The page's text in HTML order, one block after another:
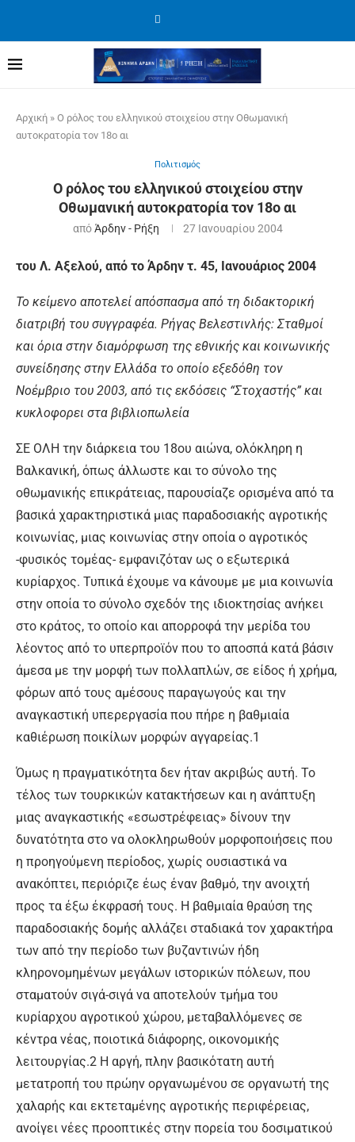
Αρχική » Ο ρόλος του ελληνικού στοιχείου στην Οθωμανική
αυτοκρατορία τον 18ο αι
Πολιτισμός
Ο ρόλος του ελληνικού στοιχείου στην
Οθωμανική αυτοκρατορία τον 18ο αι
απόΆρδην - Ρήξη 27 Ιανουαρίου 2004
του Λ. Αξελού, από το Άρδην τ. 45, Ιανουάριος 2004
Το κείμενο αποτελεί απόσπασμα από τη διδακτορική
διατριβή του συγγραφέα. Ρήγας Βελεστινλής: Σταθμοί
και όρια στην διαμόρφωση της εθνικής και κοινωνικής
συνείδησης στην Ελλάδα το οποίο εξεδόθη τον
Νοέμβριο του 2003, από τις εκδόσεις “Στοχαστής” και
κυκλοφορει στα βιβλιοπωλεία
ΣΕ ΟΛΗ την διάρκεια του 18ου αιώνα, ολόκληρη η
Βαλκανική, όπως άλλωστε και το σύνολο της
οθωμανικής επικράτειας, παρουσίαζε ορισμένα από τα
βασικά χαρακτηριστικά μιας παραδοσιακής αγροτικής
κοινωνίας, μιας κοινωνίας στην οποία ο αγροτικός
-φυσικός τομέας- εμφανιζόταν ως ο εξωτερικά
κυρίαρχος. Τυπικά έχουμε να κάνουμε με μια κοινωνία
στην οποία το σύνολο σχεδόν της ιδιοκτησίας ανήκει
στο κράτος, το οποίο και απορροφά την μερίδα του
λέοντος από το υπερπροϊόν που το αποσπά κατά βάσιν
άμεσα με την μορφή των πολλαπλών, σε είδος ή χρήμα,
φόρων από τους αμέσους παραγωγούς και την
αναγκαστική υπερεργασία που πήρε η βαθμιαία
καθιέρωση ποικίλων μορφών αγγαρείας.1
Όμως η πραγματικότητα δεν ήταν ακριβώς αυτή. Το
τέλος των τουρκικών κατακτήσεων και η ανάπτυξη
μιας αναγκαστικής «εσωστρέφειας» δίνουν την
δυνατότητα στο να ολοκληρωθούν μορφοποιήσεις που
η προηγούμενη περίοδος, χωρίς ουσιαστικά να
ανακόπτει, περιόριζε έως έναν βαθμό, την ανοιχτή
προς τα έξω έκφρασή τους. Η βαθμιαία θραύση της
παραδοσιακής δομής αλλάζει σταδιακά τον χαρακτήρα
των από την περίοδο των βυζαντινών ήδη
κληρονομημένων μεγάλων ιστορικών πόλεων, που
σταματούν σιγά-σιγά να αποτελούν τμήμα του
κυρίαρχου αγροτικού χώρου, μεταβαλλόμενες σε
κέντρα νέας, ποιοτικά διάφορης, οικονομικής
λειτουργίας.2 Η αργή, πλην βασικότατη αυτή
μετατροπή του πρώην οργανωμένου σε οργανωτή της
χαλαρής και εκτεταμένης αγροτικής περιφέρειας,
ανοίγει νέες προοπτικές στην πορεία του δοσιματικού